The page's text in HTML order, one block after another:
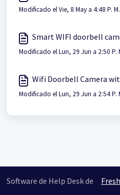
Modificado el Vie, 8 May a 4:48 P. M.
Smart WIFI doorbell
Modificado el Lun, 29 Jun a 2:50 P.
Modificado el Lun, 29 Jun a 2:54 P.
Software de Help Desk de